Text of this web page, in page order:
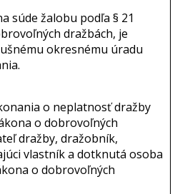
súde žalobu podľa § 21
dražbách, je
okresnému úradu
o neplatnosť dražby
o dobrovoľných
dražby, dražobník,
vlastník a dotknutá osoba
o dobrovoľných